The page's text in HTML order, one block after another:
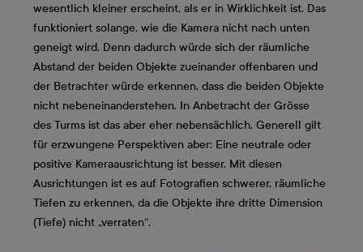
wesentlich kleiner erscheint, als er in Wirklichkeit ist. Das
funktioniert solange, wie die Kamera nicht nach unten
geneigt wird. Denn dadurch würde sich der räumliche
Abstand der beiden Objekte zueinander offenbaren und
der Betrachter würde erkennen, dass die beiden Objekte
nicht nebeneinanderstehen. In Anbetracht der Grösse
des Turms ist das aber eher nebensächlich. Generell gilt
für erzwungene Perspektiven aber: Eine neutrale oder
positive Kameraausrichtung ist besser. Mit diesen
Ausrichtungen ist es auf Fotografien schwerer, räumliche
Tiefen zu erkennen, da die Objekte ihre dritte Dimension
(Tiefe) nicht „verraten“.